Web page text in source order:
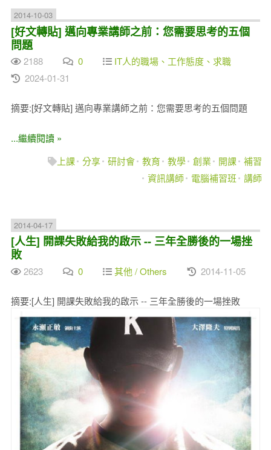
2014-10-03
[好文轉貼] 邁向專業講師之前：您需要思考的五個
問題
2188 0
IT人的職場、工作態度、求職
2024-01-31
摘要:[好文轉貼] 邁向專業講師之前：您需要思考的五個問題
...繼續閱讀 »
上課 分享 研討會 教育 教學 創業 開課 補習
資訊講師
電腦補習班 講師
2014-04-17
[人生] 開課失敗給我的啟示 -- 三年全勝後的一場挫
敗
2623 0 其他 / Others 2014-11-05
摘要:[人生] 開課失敗給我的啟示 -- 三年全勝後的一場挫敗